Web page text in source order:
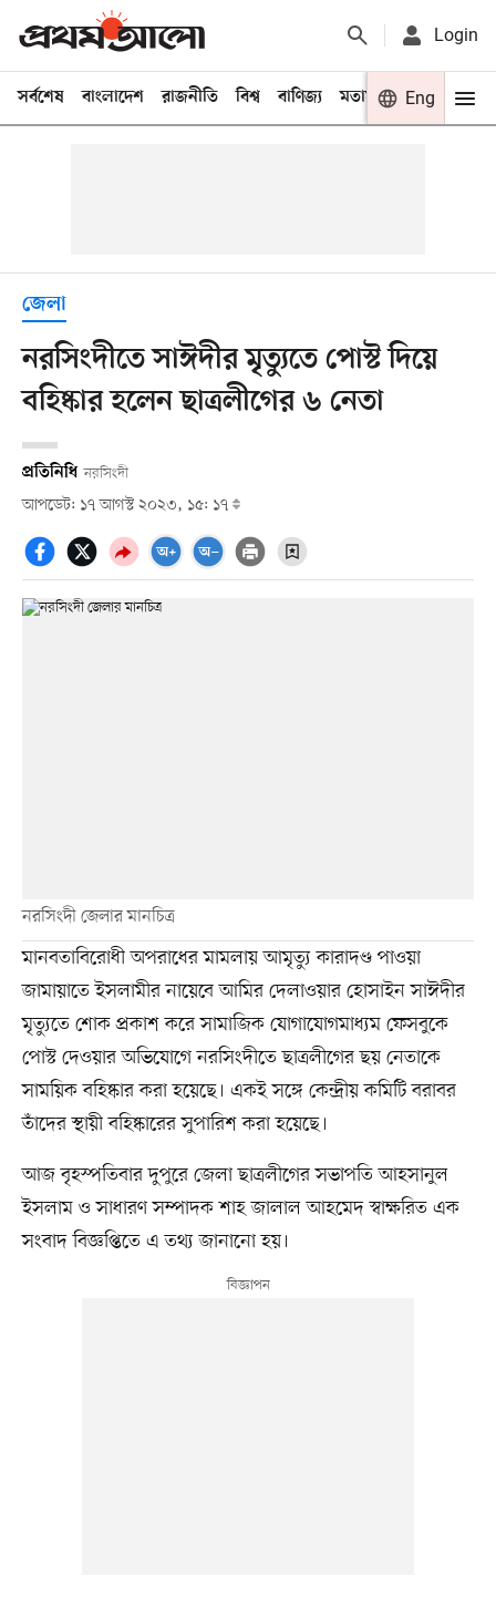
Login
সর্বশেষ বাংলাদেশ রাজনীতি বিশ্ব বাণিজ্য মতামত খেলা
Eng
জেলা
নরসিংদীতে সাঈদীর মৃত্যুতে পোস্ট দিয়ে
বহিষ্কার হলেন ছাত্রলীগের ৬ নেতা
প্রতিনিধি নরসিংদী
আপডেট: ১৭ আগস্ট ২০২৩, ১৫: ১৭
নরসিংদী জেলার মানচিত্র
মানবতাবিরোধী অপরাধের মামলায় আমৃত্যু কারাদণ্ড পাওয়া
জামায়াতে ইসলামীর নায়েবে আমির দেলাওয়ার হোসাইন সাঈদীর
মৃত্যুতে শোক প্রকাশ করে সামাজিক যোগাযোগমাধ্যম ফেসবুকে
পোস্ট দেওয়ার অভিযোগে নরসিংদীতে ছাত্রলীগের ছয় নেতাকে
সাময়িক বহিষ্কার করা হয়েছে। একই সঙ্গে কেন্দ্রীয় কমিটি বরাবর
তাঁদের স্থায়ী বহিষ্কারের সুপারিশ করা হয়েছে।
আজ বৃহস্পতিবার দুপুরে জেলা ছাত্রলীগের সভাপতি আহসানুল
ইসলাম ও সাধারণ সম্পাদক শাহ জালাল আহমেদ স্বাক্ষরিত এক
সংবাদ বিজ্ঞপ্তিতে এ তথ্য জানানো হয়।